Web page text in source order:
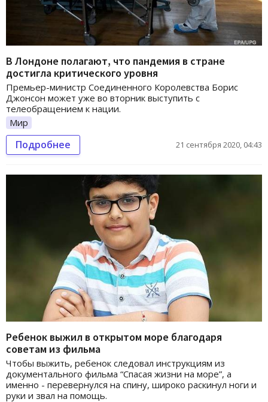
В Лондоне полагают, что пандемия в стране
достигла критического уровня
Премьер-министр Соединенного Королевства Борис
Джонсон может уже во вторник выступить с
телеобращением к нации.
Мир
Подробнее 21 сентября 2020, 04:43
Ребенок выжил в открытом море благодаря
советам из фильма
Чтобы выжить, ребенок следовал инструкциям из
документального фильма “Спасая жизни на море”, а
именно - перевернулся на спину, широко раскинул ноги и
руки и звал на помощь.